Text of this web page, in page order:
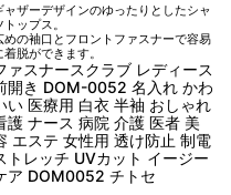
ャザーデザインのゆったりとしたシャ
トップス。
めの袖口とフロントファスナーで容易
着脱ができます。
ァスナースクラブ レディース
開き DOM-0052 名入れ かわ
い 医療用 白衣 半袖 おしゃれ
護 ナース 病院 介護 医者 美
エステ 女性用 透け防止 制電
トレッチ UVカット イージー
ア DOM0052 チトセ